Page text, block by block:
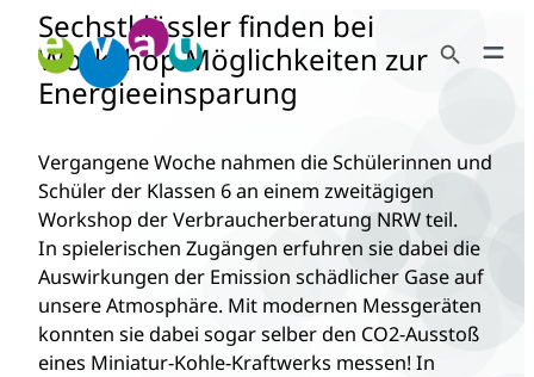
Zum
Inhalt
springen
Sechstklässler finden bei
Workshop Möglichkeiten zur
Energieeinsparung
Vergangene Woche nahmen die Schülerinnen und
Schüler der Klassen 6 an einem zweitägigen
Workshop der Verbraucherberatung NRW teil.
In spielerischen Zugängen erfuhren sie dabei die
Auswirkungen der Emission schädlicher Gase auf
unsere Atmosphäre. Mit modernen Messgeräten
konnten sie dabei sogar selber den CO2-Ausstoß
eines Miniatur-Kohle-Kraftwerks messen! In